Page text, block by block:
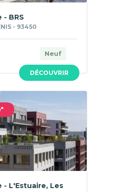
DÉCOUVRIR
- BRS
- 93450
Neuf
- L'Estuaire, Les